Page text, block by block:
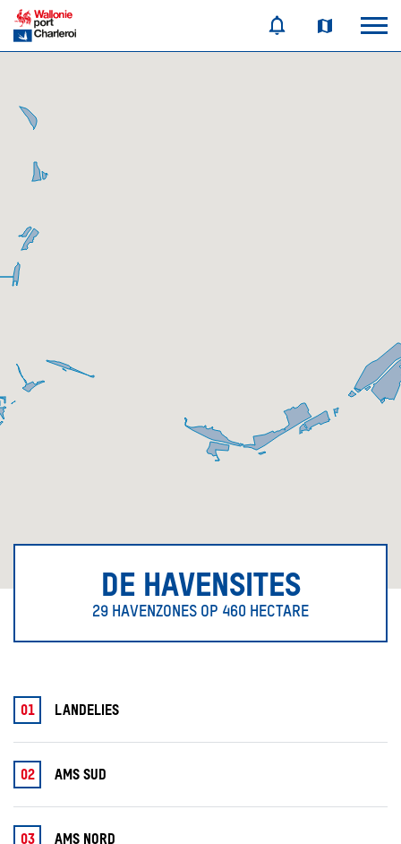
DE HAVENSITES
29 HAVENZONES OP 460 HECTARE
01 LANDELIES
02 AMS SUD
03 AMS NORD